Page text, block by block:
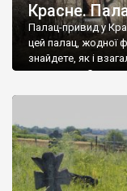
Красне.
Палац-привид у
цей палац, жодної
знайдете, як і
мешканець